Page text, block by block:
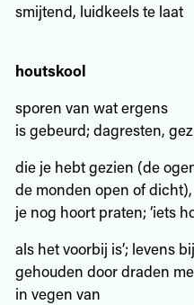
smijtend, luidkeels te laat
houtskool
sporen van wat ergens
is gebeurd; dagresten,
die je hebt gezien (de
de monden open of
je nog hoort praten; ‘iets
als het voorbij is’; levens
gehouden door draden
in vegen van